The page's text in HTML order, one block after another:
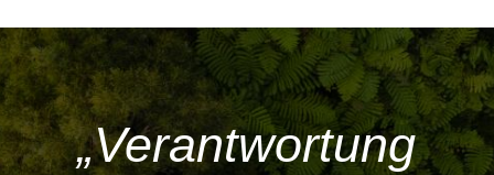
„Verantwortung